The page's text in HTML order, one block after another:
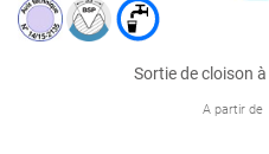
Sortie de cloison
A partir de